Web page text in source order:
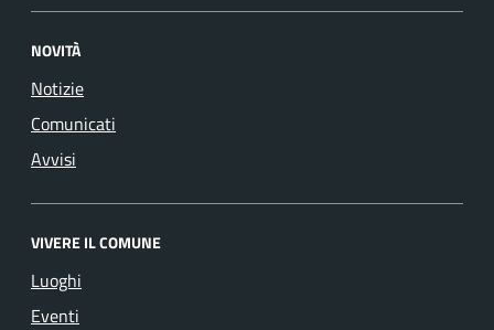
NOVITÀ
Notizie
Comunicati
Avvisi
VIVERE IL COMUNE
Luoghi
Eventi